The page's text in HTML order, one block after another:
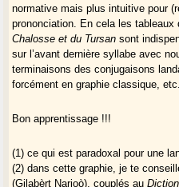
normative mais plus intuitive pour
prononciation. En cela les
Chalosse et du Tursan sont
sur l’avant dernière syllabe avec
terminaisons des conjugaisons
forcément en graphie classique,
Bon apprentissage !!!
(1) ce qui est paradoxal pour une
(2) dans cette graphie, je te
(Gilabèrt Narioò), couplés au